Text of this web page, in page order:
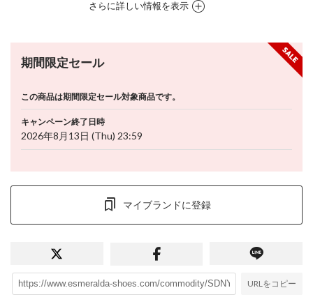
さらに詳しい情報を表示
期間限定セール
この商品は期間限定セール対象商品です。
キャンペーン終了日時
2026年8月13日 (Thu) 23:59
マイブランドに登録
URLをコピー